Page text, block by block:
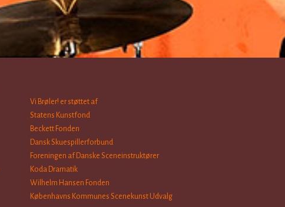
Vi Brøler! er støttet af
Statens Kunstfond
Beckett Fonden
Dansk Skuespillerforbund
Foreningen af Danske Sceneinstruktører
Koda Dramatik
Wilhelm Hansen Fonden
Københavns Kommunes Scenekunst Udvalg